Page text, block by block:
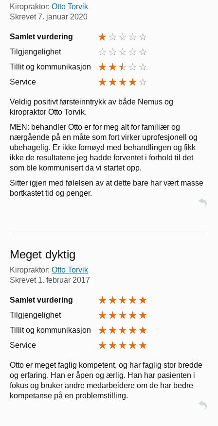
Kiropraktor: Otto Torvik
Skrevet7. januar 2020
Samlet vurdering
Tilgjengelighet
Tillit og kommunikasjon
Service
Veldig positivt førsteinntrykk av både Nemus og
kiropraktor Otto Torvik.
MEN: behandler Otto er for meg alt for familiær og
nærgående på en måte som fort virker uprofesjonell og
ubehagelig. Er ikke fornøyd med behandlingen og fikk
ikke de resultatene jeg hadde forventet i forhold til det
som ble kommunisert da vi startet opp.
Sitter igjen med følelsen av at dette bare har vært masse
bortkastet tid og penger.
Meget dyktig
Kiropraktor: Otto Torvik
Skrevet 1. februar 2017
Samlet vurdering
Tilgjengelighet
Tillit og kommunikasjon
Service
Otto er meget faglig kompetent, og har faglig stor bredde
og erfaring. Han er åpen og ærlig. Han har pasienten i
fokus og bruker andre medarbeidere om de har bedre
kompetanse på en problemstilling.